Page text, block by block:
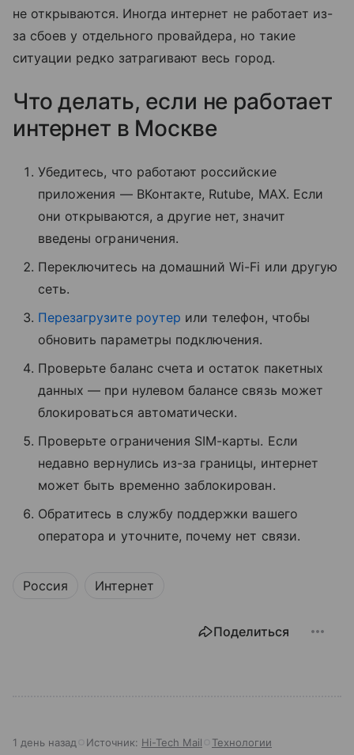
не открываются. Иногда интернет не работает из-
за сбоев у отдельного провайдера, но такие
ситуации редко затрагивают весь город.
Что делать, если не работает
интернет в Москве
Убедитесь, что работают российские
приложения — ВКонтакте, Rutube, MAX. Если
они открываются, а другие нет, значит
введены ограничения.
Переключитесь на домашний Wi-Fi или другую
сеть.
Перезагрузите роутер или телефон, чтобы
обновить параметры подключения.
Проверьте баланс счета и остаток пакетных
данных — при нулевом балансе связь может
блокироваться автоматически.
Проверьте ограничения SIM-карты. Если
недавно вернулись из-за границы, интернет
может быть временно заблокирован.
Обратитесь в службу поддержки вашего
оператора и уточните, почему нет связи.
Россия Интернет
Поделиться
1 день назад Источник: Hi-Tech Mail Технологии